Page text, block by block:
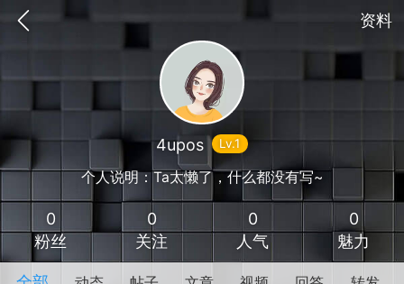
资料
4upos Lv.1
个人说明：Ta太懒了，什么都没有写~
0
粉丝
0
关注
0
人气
0
魅力